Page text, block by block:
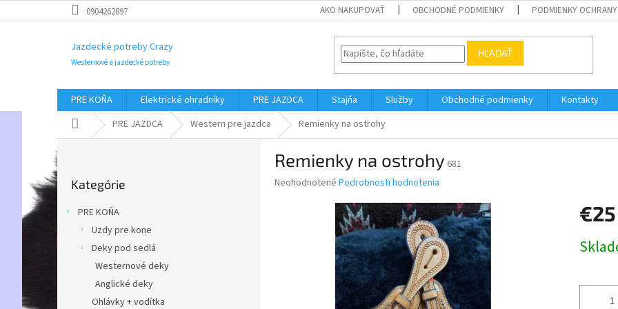
na
0904262897 AKO NAKUPOVAŤ OBCHODNÉ PODMIENKY PODMIENKY OCHRANY
Jazdecké potreby Crazy
Westernové a jazdecké potreby
HĽADAŤ
PRE KOŇA Elektrické ohradníky PRE JAZDCA Stajňa Služby Obchodné podmienky
Kontakty
DomovPRE JAZDCA Western pre jazdca Remienky na ostrohy
o
č
n
kategórie
Kategórie
PRE KOŇA
Uzdy pre kone
Deky pod sedlá
Westernové deky
Anglické deky
Ohlávky + vodítka
Remienky na ostrohy 681
Priemerné
Neohodnotené Podrobnosti hodnotenia
€25
cena: